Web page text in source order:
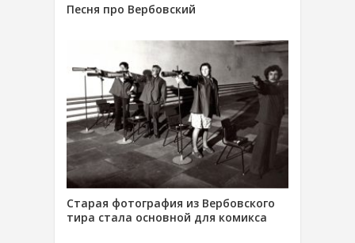
Песня про Вербовский
Старая фотография из Вербовского
тира стала основной для комикса